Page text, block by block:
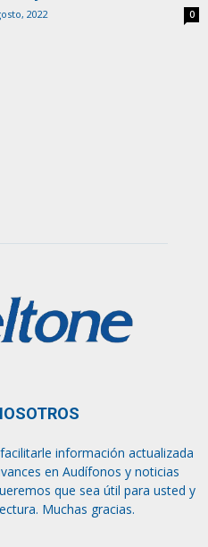
2022 0
información actualizada
en Audífonos y noticias
que sea útil para usted y
Muchas gracias.